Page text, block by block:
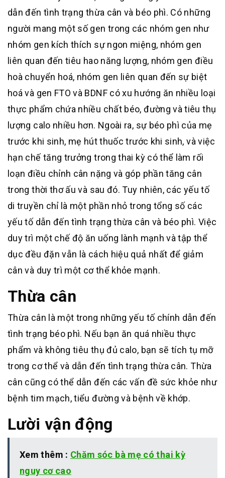
dẫn đến tình trạng thừa cân và béo phì. Có những
người mang một số gen trong các nhóm gen như
nhóm gen kích thích sự ngon miệng, nhóm gen
liên quan đến tiêu hao năng lượng, nhóm gen điều
hoà chuyển hoá, nhóm gen liên quan đến sự biệt
hoá và gen FTO và BDNF có xu hướng ăn nhiều loại
thực phẩm chứa nhiều chất béo, đường và tiêu thụ
lượng calo nhiều hơn. Ngoài ra, sự béo phì của mẹ
trước khi sinh, mẹ hút thuốc trước khi sinh, và việc
hạn chế tăng trưởng trong thai kỳ có thể làm rối
loạn điều chỉnh cân nặng và góp phần tăng cân
trong thời thơ ấu và sau đó. Tuy nhiên, các yếu tố
di truyền chỉ là một phần nhỏ trong tổng số các
yếu tố dẫn đến tình trạng thừa cân và béo phì. Việc
duy trì một chế độ ăn uống lành mạnh và tập thể
dục đều đặn vẫn là cách hiệu quả nhất để giảm
cân và duy trì một cơ thể khỏe mạnh.
Thừa cân
Thừa cân là một trong những yếu tố chính dẫn đến
tình trạng béo phì. Nếu bạn ăn quá nhiều thực
phẩm và không tiêu thụ đủ calo, bạn sẽ tích tụ mỡ
trong cơ thể và dẫn đến tình trạng thừa cân. Thừa
cân cũng có thể dẫn đến các vấn đề sức khỏe như
bệnh tim mạch, tiểu đường và bệnh về khớp.
Lười vận động
Xem thêm : Chăm sóc bà mẹ có thai kỳ
nguy cơ cao